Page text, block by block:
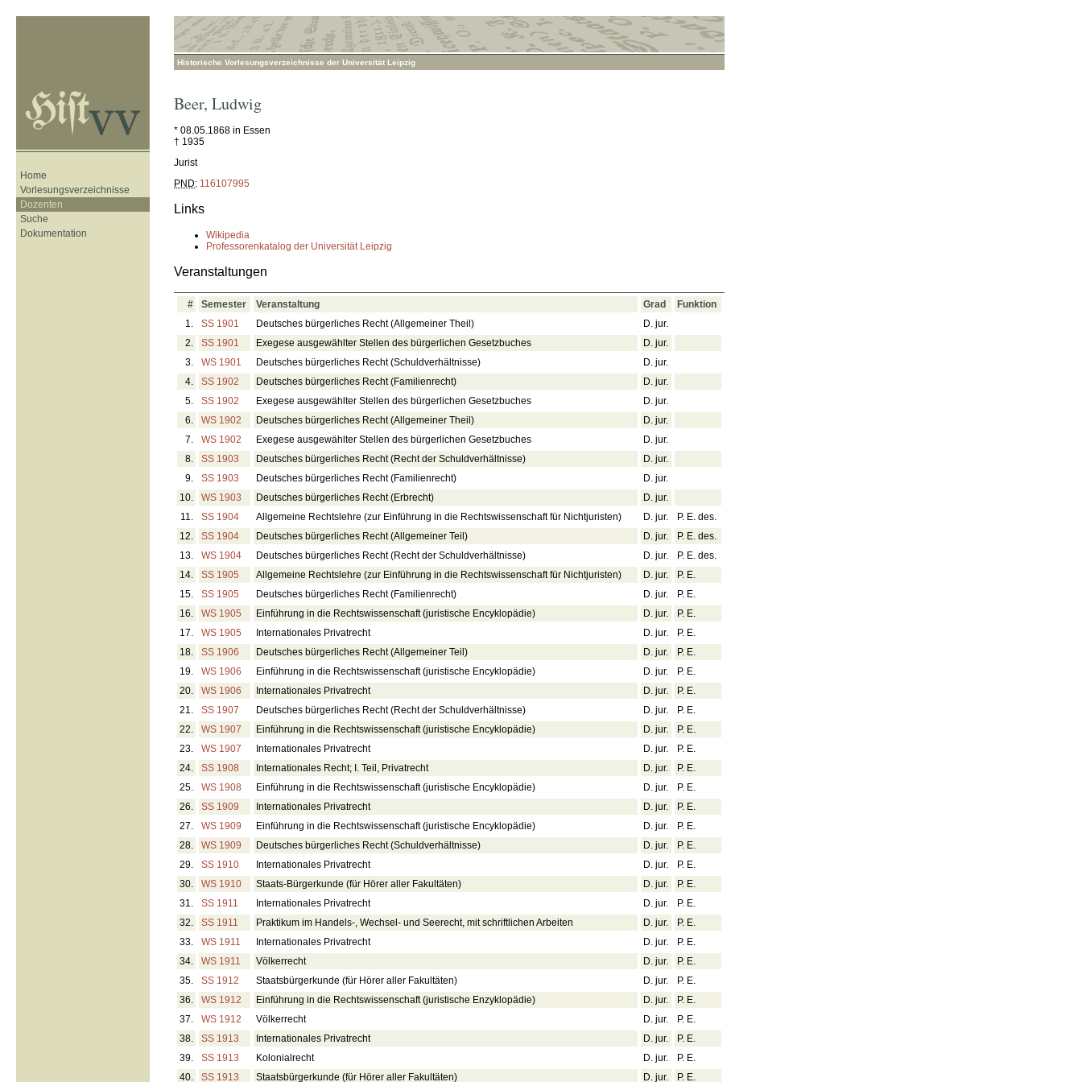
Historische Vorlesungsverzeichnisse der Universität Leipzig
Beer, Ludwig
* 08.05.1868 in Essen
† 1935
Jurist
PND: 116107995
Links
Wikipedia
Professorenkatalog der Universität Leipzig
Veranstaltungen
# Semester Veranstaltung Grad
Funktion
1.
SS 1901 Deutsches bürgerliches Recht (Allgemeiner Theil)
D. jur.
2.
SS 1901 Exegese ausgewählter Stellen des bürgerlichen Gesetzbuches
D. jur.
3.
WS 1901 Deutsches bürgerliches Recht (Schuldverhältnisse)
D. jur.
4.
SS 1902 Deutsches bürgerliches Recht (Familienrecht)
D. jur.
5.
SS 1902 Exegese ausgewählter Stellen des bürgerlichen Gesetzbuches
D. jur.
6.
WS 1902 Deutsches bürgerliches Recht (Allgemeiner Theil)
D. jur.
7.
WS 1902 Exegese ausgewählter Stellen des bürgerlichen Gesetzbuches
D. jur.
8.
SS 1903 Deutsches bürgerliches Recht (Recht der Schuldverhältnisse)
D. jur.
9.
SS 1903 Deutsches bürgerliches Recht (Familienrecht)
D. jur.
10.
WS 1903 Deutsches bürgerliches Recht (Erbrecht)
D. jur.
11.
SS 1904 Allgemeine Rechtslehre (zur Einführung in die Rechtswissenschaft für Nichtjuristen) D. jur.
P. E. des.
12.
SS 1904 Deutsches bürgerliches Recht (Allgemeiner Teil) D. jur.
P. E. des.
13.
WS 1904 Deutsches bürgerliches Recht (Recht der Schuldverhältnisse) D. jur.
P. E. des.
14.
SS 1905 Allgemeine Rechtslehre (zur Einführung in die Rechtswissenschaft für Nichtjuristen) D. jur.
P. E.
15.
SS 1905 Deutsches bürgerliches Recht (Familienrecht) D. jur.
P. E.
16.
WS 1905 Einführung in die Rechtswissenschaft (juristische Encyklopädie) D. jur.
P. E.
17.
WS 1905 Internationales Privatrecht D. jur.
P. E.
18.
SS 1906 Deutsches bürgerliches Recht (Allgemeiner Teil) D. jur.
P. E.
19.
WS 1906 Einführung in die Rechtswissenschaft (juristische Encyklopädie) D. jur.
P. E.
20.
WS 1906 Internationales Privatrecht D. jur.
P. E.
21.
SS 1907 Deutsches bürgerliches Recht (Recht der Schuldverhältnisse) D. jur.
P. E.
22.
WS 1907 Einführung in die Rechtswissenschaft (juristische Encyklopädie) D. jur.
P. E.
23.
WS 1907 Internationales Privatrecht D. jur.
P. E.
24.
SS 1908 Internationales Recht; I. Teil, Privatrecht D. jur.
P. E.
25.
WS 1908 Einführung in die Rechtswissenschaft (juristische Encyklopädie) D. jur.
P. E.
26.
SS 1909 Internationales Privatrecht D. jur.
P. E.
27.
WS 1909 Einführung in die Rechtswissenschaft (juristische Encyklopädie) D. jur.
P. E.
28.
WS 1909 Deutsches bürgerliches Recht (Schuldverhältnisse) D. jur.
P. E.
29.
SS 1910 Internationales Privatrecht D. jur.
P. E.
30.
WS 1910 Staats-Bürgerkunde (für Hörer aller Fakultäten) D. jur.
P. E.
31.
SS 1911 Internationales Privatrecht D. jur.
P. E.
32.
SS 1911 Praktikum im Handels-, Wechsel- und Seerecht, mit schriftlichen Arbeiten D. jur.
P. E.
33.
WS 1911 Internationales Privatrecht D. jur.
P. E.
34.
WS 1911 Völkerrecht D. jur.
P. E.
35.
SS 1912 Staatsbürgerkunde (für Hörer aller Fakultäten) D. jur.
P. E.
36.
WS 1912 Einführung in die Rechtswissenschaft (juristische Enzyklopädie) D. jur.
P. E.
37.
WS 1912 Völkerrecht D. jur.
P. E.
38.
SS 1913 Internationales Privatrecht D. jur.
P. E.
39.
SS 1913 Kolonialrecht D. jur.
P. E.
40.
SS 1913 Staatsbürgerkunde (für Hörer aller Fakultäten) D. jur. P. E.
Home
Vorlesungsverzeichnisse
Dozenten
Suche
Dokumentation